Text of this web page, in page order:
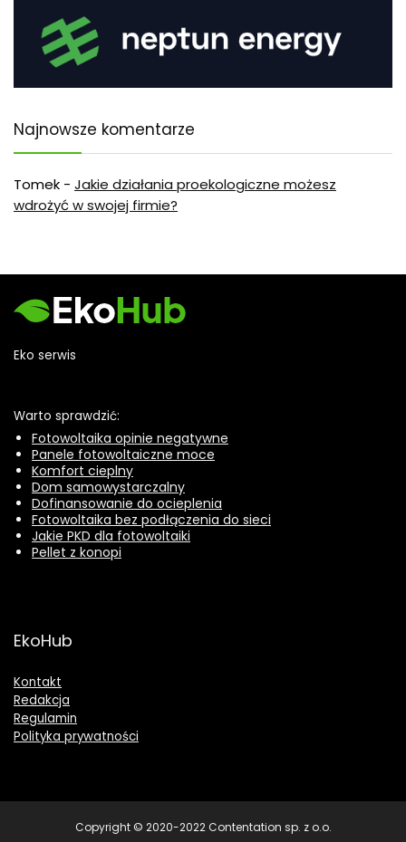
Najnowsze komentarze
Tomek - Jakie działania proekologiczne możesz
wdrożyć w swojej firmie?
Eko serwis
Warto sprawdzić:
Fotowoltaika opinie negatywne
Panele fotowoltaiczne moce
Komfort cieplny
Dom samowystarczalny
Dofinansowanie do ocieplenia
Fotowoltaika bez podłączenia do sieci
Jakie PKD dla fotowoltaiki
Pellet z konopi
EkoHub
Kontakt
Redakcja
Regulamin
Polityka prywatności
Copyright © 2020-2022 Contentation sp. z o.o.